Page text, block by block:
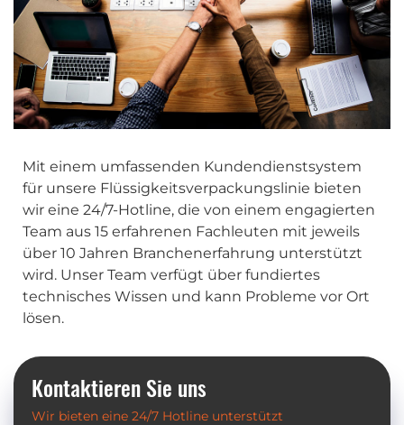
Mit einem umfassenden Kundendienstsystem
für unsere Flüssigkeitsverpackungslinie bieten
wir eine 24/7-Hotline, die von einem engagierten
Team aus 15 erfahrenen Fachleuten mit jeweils
über 10 Jahren Branchenerfahrung unterstützt
wird. Unser Team verfügt über fundiertes
technisches Wissen und kann Probleme vor Ort
lösen.
Kontaktieren Sie uns
Wir bieten eine 24/7 Hotline unterstützt